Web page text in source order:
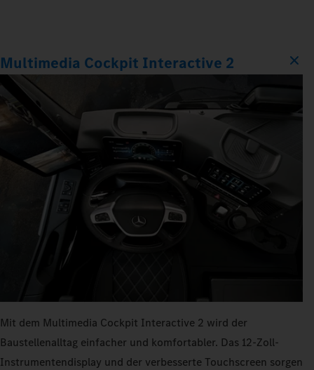
Multimedia Cockpit Interactive 2
Mit dem Multimedia Cockpit Interactive 2 wird der
Baustellenalltag einfacher und komfortabler. Das 12-Zoll-
Instrumentendisplay und der verbesserte Touchscreen sorgen